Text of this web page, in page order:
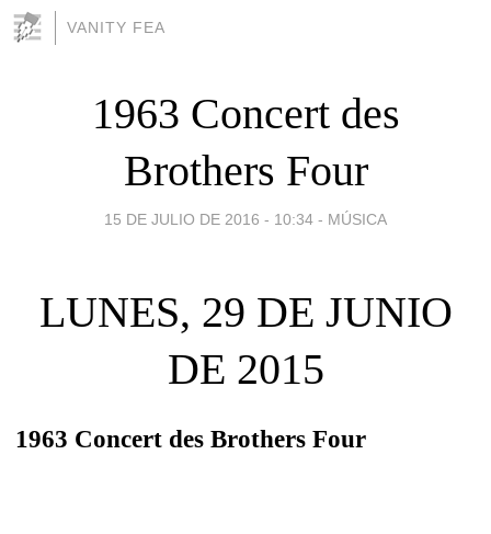
VANITY FEA
1963 Concert des
Brothers Four
15 DE JULIO DE 2016 - 10:34 - MÚSICA
LUNES, 29 DE JUNIO
DE 2015
1963 Concert des Brothers Four